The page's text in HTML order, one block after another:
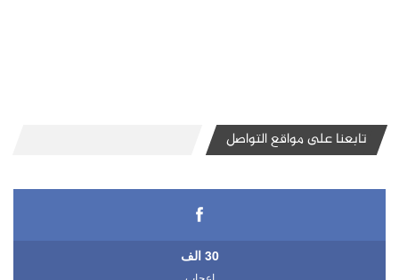
تابعنا على مواقع التواصل
30 الف
اعجاب